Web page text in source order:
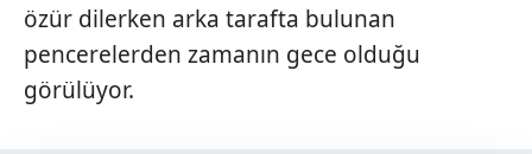
özür dilerken arka tarafta bulunan
pencerelerden zamanın gece olduğu
görülüyor.